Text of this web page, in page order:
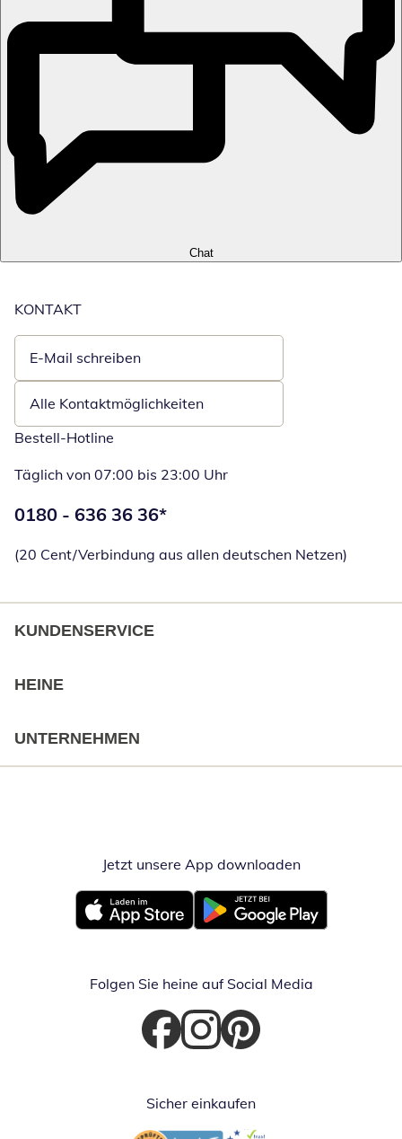
Chat
KONTAKT
E-Mail schreiben
Öffnet E-Mail-Client
Alle Kontaktmöglichkeiten
Bestell-Hotline
Täglich von 07:00 bis 23:00 Uhr
Telefonnummer:
0180 - 636 36 36*
(20 Cent/Verbindung aus allen deutschen Netzen)
KUNDENSERVICE
HEINE
UNTERNEHMEN
Jetzt unsere App downloadenÖffnet in
Öffnet in neuem FensterÖffnet in neuem Fenster
Folgen Sie heine auf Social Media
Öffnet in neuem Fenster
Öffnet in neuem Fenster
Öffnet in neuem Fenster
Sicher einkaufen